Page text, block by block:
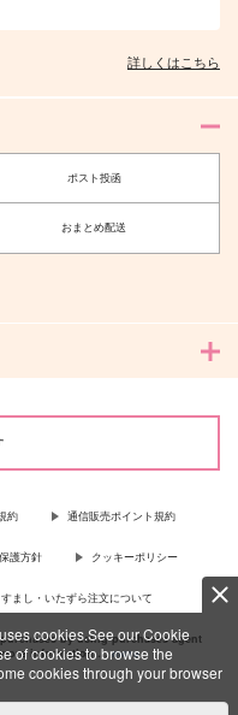
cookies.See our Cookie
of cookies to browse the
cookies through your browser
詳しくはこちら
ポスト投函
おまとめ配送
約 通信販売ポイント規約
護方針 クッキーポリシー
まし・いたずら注文について
by using purchases agent
more information …more